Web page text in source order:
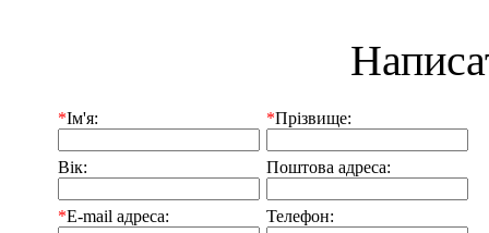
*Ім'я: *Прізвище:
Вік: Поштова адреса:
*E-mail адреса: Телефон: